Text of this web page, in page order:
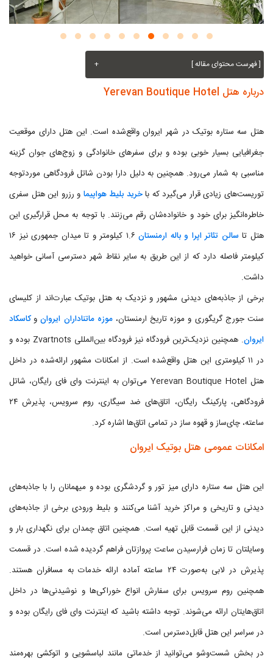
[ فهرست محتوای مقاله ] +
درباره هتل Yerevan Boutique Hotel
هتل سه ستاره بوتیک در شهر ایروان واقع‌شده است. این هتل دارای موقعیت
جغرافیایی بسیار خوبی بوده و برای سفرهای خانوادگی و زوج‌های جوان گزینه
مناسبی به شمار می‌رود. همچنین به دلیل دارا بودن شاتل فرودگاهی موردتوجه
توریست‌های زیادی قرار می‌گیرد که باخرید بلیط هواپیما و رزرو این هتل سفری
خاطره‌انگیز برای خود و خانواده‌شان رقم می‌زنند. با توجه به محل قرارگیری این
هتل تا سالن تئاتر اپرا و باله ارمنستان
۱.۶ کیلومتر و تا میدان جمهوری نیز ۱۶
کیلومتر فاصله دارد که از این طریق به سایر نقاط شهر دسترسی آسانی خواهید
داشت.
برخی از جاذبه‌های دیدنی مشهور و نزدیک به هتل بوتیک عبارت‌اند از کلیسای
سنت جورج گریگوری و موزه تاریخ ارمنستان،موزه ماتناداران ایروانوکاسکاد
ایروان
. همچنین نزدیک‌ترین فرودگاه نیز فرودگاه بین‌المللی Zvartnots بوده و
در ۱۱ کیلومتری این هتل واقع‌شده است. از امکانات مشهور ارائه‌شده در داخل
هتل Yerevan Boutique Hotel می‌توان به اینترنت وای فای رایگان، شاتل
فرودگاهی، پارکینگ رایگان، اتاق‌های ضد سیگاری، روم سرویس، پذیرش ۲۴
ساعته، چای‌ساز و قهوه ساز در تمامی اتاق‌ها اشاره کرد.
امکانات عمومی هتل بوتیک ایروان
این هتل سه ستاره دارای میز تور و گردشگری بوده و میهمانان را با جاذبه‌های
دیدنی و تاریخی و مراکز خرید آشنا می‌کنند و بلیط ورودی برخی از جاذبه‌های
دیدنی از این قسمت قابل تهیه است. همچنین اتاق چمدان برای نگهداری بار و
وسایلتان تا زمان فرارسیدن ساعت پروازتان فراهم گردیده شده است. در قسمت
پذیرش در لابی به‌صورت ۲۴ ساعته آماده ارائه خدمات به مسافران هستند.
همچنین روم سرویس برای سفارش انواع خوراکی‌ها و نوشیدنی‌ها در داخل
اتاق‌هایتان ارائه می‌شوند. توجه داشته باشید که اینترنت وای فای رایگان بوده و
در سراسر این هتل قابل‌دسترس است.
در بخش شست‌وشو می‌توانید از خدماتی مانند لباسشویی و اتوکشی بهره‌مند